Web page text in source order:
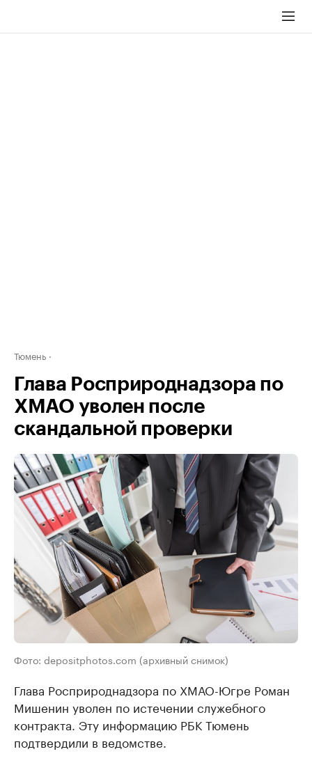
Тюмень
Глава Росприроднадзора по
ХМАО уволен после
скандальной проверки
Фото: depositphotos.com (архивный снимок)
Глава Росприроднадзора по ХМАО-Югре Роман
Мишенин уволен по истечении служебного
контракта. Эту информацию РБК Тюмень
подтвердили в ведомстве.